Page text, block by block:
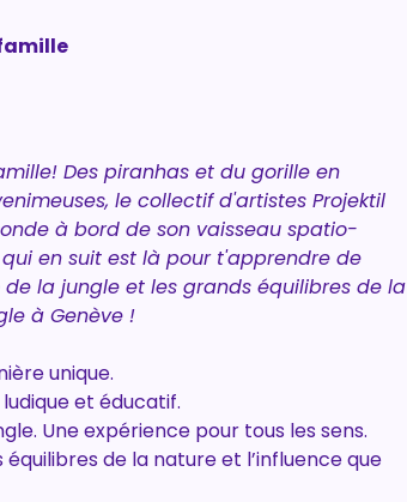
Des piranhas et du gorille en
le collectif d'artistes Projektil
à bord de son vaisseau spatio-
en suit est là pour t'apprendre de
la jungle et les grands équilibres de la
à Genève !
unique.
et éducatif.
Une expérience pour tous les sens.
de la nature et l’influence que